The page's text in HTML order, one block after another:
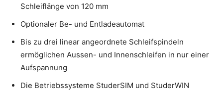
Schleiflänge von 120 mm
Optionaler Be- und Entladeautomat
Bis zu drei linear angeordnete Schleifspindeln
ermöglichen Aussen- und Innenschleifen in nur einer
Aufspannung
Die Betriebssysteme StuderSIM und StuderWIN